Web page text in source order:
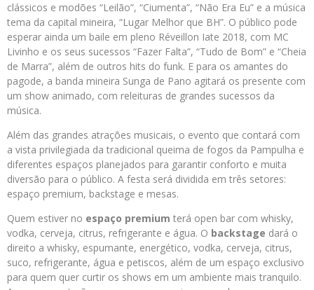
clássicos e modões “Leilão”, “Ciumenta”, “Não Era Eu” e a música
tema da capital mineira, “Lugar Melhor que BH”. O público pode
esperar ainda um baile em pleno Réveillon Iate 2018, com MC
Livinho e os seus sucessos “Fazer Falta”, “Tudo de Bom” e “Cheia
de Marra”, além de outros hits do funk. E para os amantes do
pagode, a banda mineira Sunga de Pano agitará os presente com
um show animado, com releituras de grandes sucessos da
música.
Além das grandes atrações musicais, o evento que contará com
a vista privilegiada da tradicional queima de fogos da Pampulha e
diferentes espaços planejados para garantir conforto e muita
diversão para o público. A festa será dividida em três setores:
espaço premium, backstage e mesas.
Quem estiver no espaço premium terá open bar com whisky,
vodka, cerveja, citrus, refrigerante e água. O backstage dará o
direito a whisky, espumante, energético, vodka, cerveja, citrus,
suco, refrigerante, água e petiscos, além de um espaço exclusivo
para quem quer curtir os shows em um ambiente mais tranquilo.